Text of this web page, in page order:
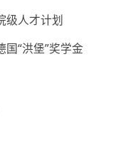
级人才计划
国“洪堡”奖学金